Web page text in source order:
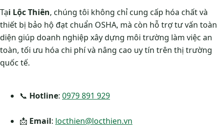
Tại Lộc Thiên, chúng tôi không chỉ cung cấp hóa chất và
thiết bị bảo hộ đạt chuẩn OSHA, mà còn hỗ trợ tư vấn toàn
diện giúp doanh nghiệp xây dựng môi trường làm việc an
toàn, tối ưu hóa chi phí và nâng cao uy tín trên thị trường
quốc tế.
📞 Hotline: 0979 891 929
📩 Email: locthien@locthien.vn